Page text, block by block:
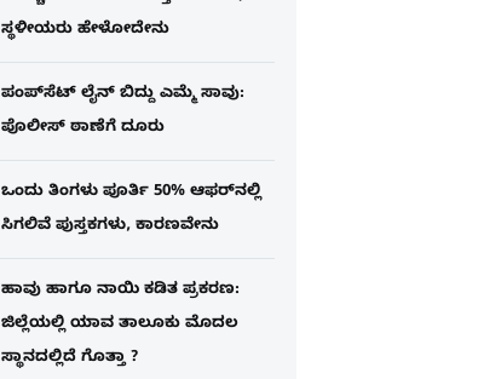
ಸ್ಥಳೀಯರು ಹೇಳೋದೇನು
ಪಂಪ್‌ಸೆಟ್ ಲೈನ್ ಬಿದ್ದು ಎಮ್ಮೆ ಸಾವು:
ಪೊಲೀಸ್ ಠಾಣೆಗೆ ದೂರು
ಒಂದು ತಿಂಗಳು ಪೂರ್ತಿ 50% ಆಫರ್​ನಲ್ಲಿ
ಸಿಗಲಿವೆ ಪುಸ್ತಕಗಳು, ಕಾರಣವೇನು
ಹಾವು ಹಾಗೂ ನಾಯಿ ಕಡಿತ ಪ್ರಕರಣ:
ಜಿಲ್ಲೆಯಲ್ಲಿ ಯಾವ ತಾಲೂಕು ಮೊದಲ
ಸ್ಥಾನದಲ್ಲಿದೆ ಗೊತ್ತಾ ?